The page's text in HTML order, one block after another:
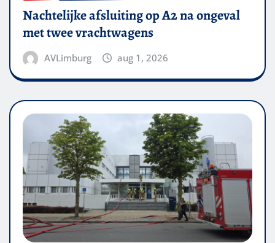
Nachtelijke afsluiting op A2 na ongeval
met twee vrachtwagens
AVLimburg aug 1, 2026